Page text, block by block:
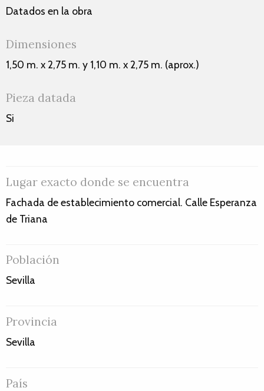
Datados en la obra
Dimensiones
1,50 m. x 2,75 m. y 1,10 m. x 2,75 m. (aprox.)
Pieza datada
Si
Lugar exacto donde se encuentra
Fachada de establecimiento comercial. Calle Esperanza
de Triana
Población
Sevilla
Provincia
Sevilla
País